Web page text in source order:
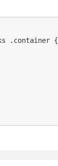
.container {